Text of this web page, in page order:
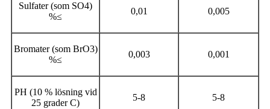
Sulfater (som SO4)
%≤
0,01 0,005
Bromater (som BrO3)
%≤
0,003 0,001
PH (10 % lösning vid
25 grader C)
5-8 5-8